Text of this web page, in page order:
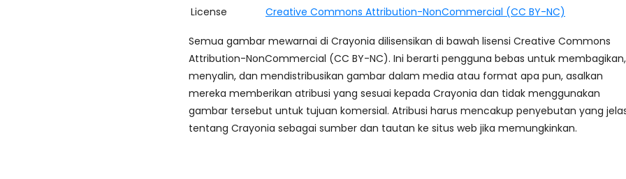
License
Creative Commons Attribution-NonCommercial (CC BY-NC)
Semua gambar mewarnai di Crayonia dilisensikan di bawah lisensi Creative Commons
Attribution-NonCommercial (CC BY-NC). Ini berarti pengguna bebas untuk membagikan,
menyalin, dan mendistribusikan gambar dalam media atau format apa pun, asalkan
mereka memberikan atribusi yang sesuai kepada Crayonia dan tidak menggunakan
gambar tersebut untuk tujuan komersial. Atribusi harus mencakup penyebutan yang
tentang Crayonia sebagai sumber dan tautan ke situs web jika memungkinkan.